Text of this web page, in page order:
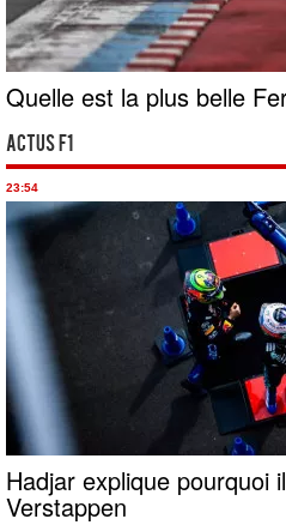
Quelle est la plus belle
Actus F1
23:54
Hadjar explique pourquoi
Verstappen